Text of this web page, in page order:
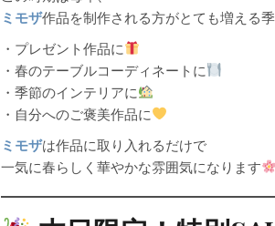
ミモザ作品を制作される方がとても増える
・プレゼント作品に
・春のテーブルコーディネートに
・季節のインテリアに
・自分へのご褒美作品に
ミモザは作品に取り入れるだけで
一気に春らしく華やかな雰囲気になります